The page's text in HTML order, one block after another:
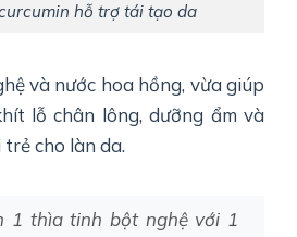
hỗ trợ tái tạo da
và nước hoa hồng, vừa giúp
lỗ chân lông, dưỡng ẩm và
cho làn da.
1 thìa tinh bột nghệ với 1